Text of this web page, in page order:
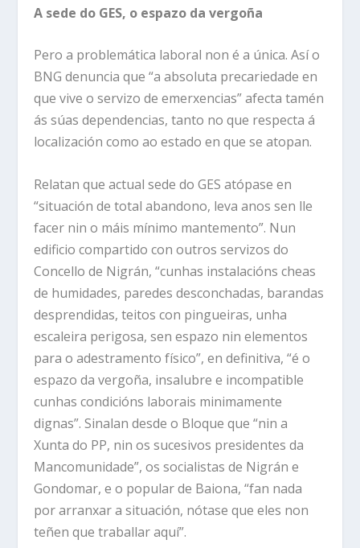
A sede do GES, o espazo da vergoña
Pero a problemática laboral non é a única. Así o
BNG denuncia que “a absoluta precariedade en
que vive o servizo de emerxencias” afecta tamén
ás súas dependencias, tanto no que respecta á
localización como ao estado en que se atopan.
Relatan que actual sede do GES atópase en
“situación de total abandono, leva anos sen lle
facer nin o máis mínimo mantemento”. Nun
edificio compartido con outros servizos do
Concello de Nigrán, “cunhas instalacións cheas
de humidades, paredes desconchadas, barandas
desprendidas, teitos con pingueiras, unha
escaleira perigosa, sen espazo nin elementos
para o adestramento físico”, en definitiva, “é o
espazo da vergoña, insalubre e incompatible
cunhas condicións laborais minimamente
dignas”. Sinalan desde o Bloque que “nin a
Xunta do PP, nin os sucesivos presidentes da
Mancomunidade”, os socialistas de Nigrán e
Gondomar, e o popular de Baiona, “fan nada
por arranxar a situación, nótase que eles non
teñen que traballar aquí”.